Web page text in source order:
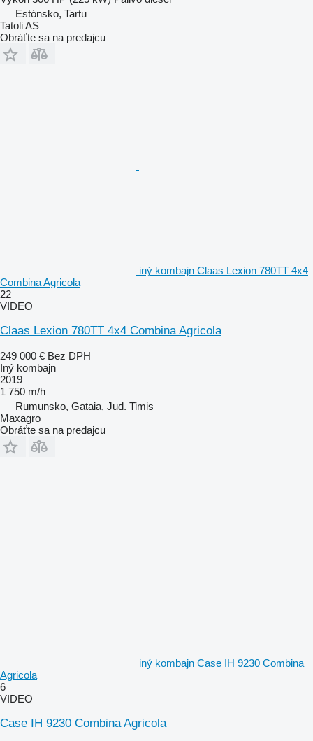
Estónsko, Tartu
Tatoli AS
Obráťte sa na predajcu
iný kombajn Claas Lexion 780TT 4x4
Combina Agricola
22
VIDEO
Claas Lexion 780TT 4x4 Combina Agricola
249 000 € Bez DPH
Iný kombajn
2019
1 750 m/h
Rumunsko, Gataia, Jud. Timis
Maxagro
Obráťte sa na predajcu
iný kombajn Case IH 9230 Combina
Agricola
6
VIDEO
Case IH 9230 Combina Agricola